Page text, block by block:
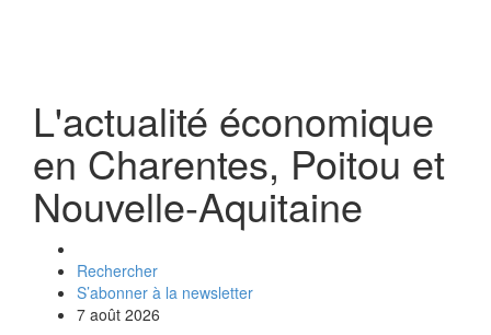
L'actualité économique
en Charentes, Poitou et
Nouvelle-Aquitaine
Rechercher
S’abonner à la newsletter
7 août 2026